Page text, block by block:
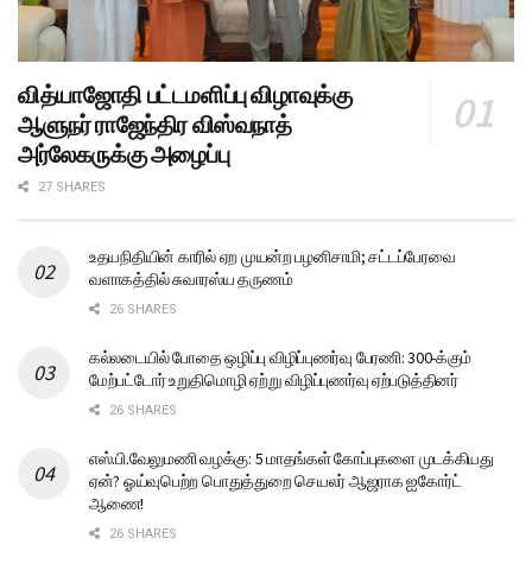
வித்யாஜோதி பட்டமளிப்பு விழாவுக்கு
ஆளுநர் ராஜேந்திர விஸ்வநாத்
அர்லேகருக்கு அழைப்பு
27 SHARES
உதயநிதியின் காரில் ஏற முயன்ற பழனிசாமி; சட்டப்பேரவை
வளாகத்தில் சுவாரஸ்ய தருணம்
26 SHARES
கல்லடையில் போதை ஒழிப்பு விழிப்புணர்வு பேரணி: 300-க்கும்
மேற்பட்டோர் உறுதிமொழி ஏற்று விழிப்புணர்வு ஏற்படுத்தினர்
26 SHARES
எஸ்.பி.வேலுமணி வழக்கு: 5 மாதங்கள் கோப்புகளை முடக்கியது
ஏன்? ஓய்வுபெற்ற பொதுத்துறை செயலர் ஆஜராக ஐகோர்ட்
ஆணை!
26 SHARES